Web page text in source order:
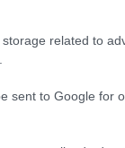
related to
sent to Google for